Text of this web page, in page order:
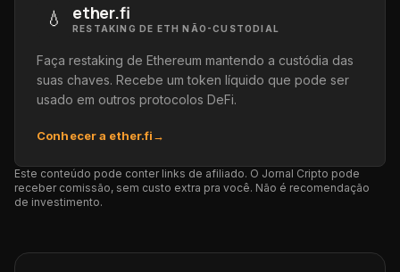
💧 ether.fi
RESTAKING DE ETH NÃO-CUSTODIAL
Faça restaking de Ethereum mantendo a custódia das
suas chaves. Recebe um token líquido que pode ser
usado em outros protocolos DeFi.
Conhecer a ether.fi→
Este conteúdo pode conter links de afiliado. O Jornal Cripto pode
receber comissão, sem custo extra pra você. Não é recomendação
de investimento.